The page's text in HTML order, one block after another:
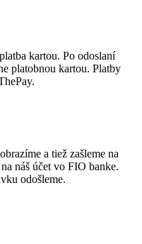
kartou. Po odoslaní
platobnou kartou. Platby
a tiež zašleme na
náš účet vo FIO banke.
odošleme.